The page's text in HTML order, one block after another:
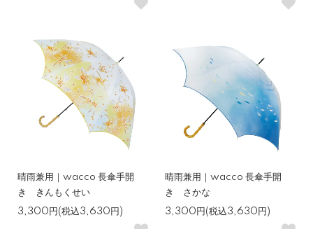
晴雨兼用｜wacco 長傘手開
き きんもくせい
3,300円(税込3,630円)
晴雨兼用｜wacco 長傘手開
き さかな
3,300円(税込3,630円)